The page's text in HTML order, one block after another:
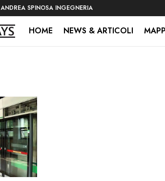
ANDREA SPINOSA INGEGNERIA
HOME NEWS & ARTICOLI